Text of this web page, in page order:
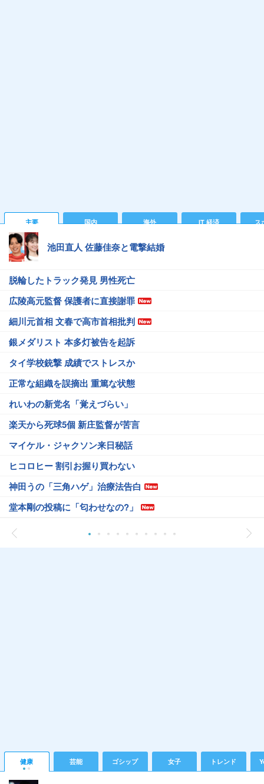
主要 国内 海外 IT 経済 ス
池田直人 佐藤佳奈と電撃結婚
脱輪したトラック発見 男性死亡
広陵高元監督 保護者に直接謝罪
細川元首相 文春で高市首相批判
銀メダリスト 本多灯被告を起訴
タイ学校銃撃 成績でストレスか
正常な組織を誤摘出 重篤な状態
れいわの新党名「覚えづらい」
楽天から死球5個 新庄監督が苦言
マイケル・ジャクソン来日秘話
ヒコロヒー 割引お握り買わない
神田うの「三角ハゲ」治療法告白
堂本剛の投稿に「匂わせなの?」
健康 芸能 ゴシップ 女子 トレンド